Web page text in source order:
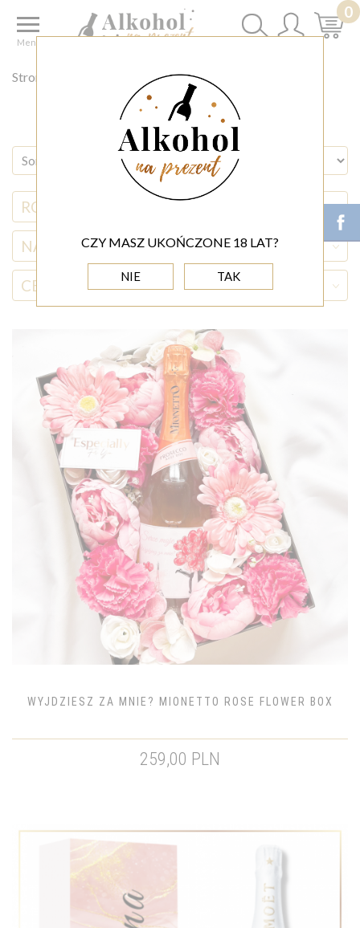
CZY MASZ UKOŃCZONE 18 LAT?
NIE TAK
0
Menu
Strona główna PREZENT NA ZARĘCZYNY
RODZAJ ALKOHOLU
NAZWA ALKOHOLU
CENA (0,00 - 2 000,00)
WYJDZIESZ ZA MNIE? MIONETTO ROSE FLOWER BOX
259,00 PLN